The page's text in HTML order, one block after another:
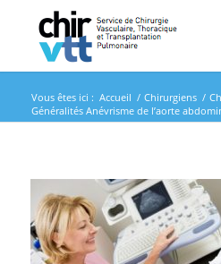
Vous êtes ici : Accueil / Chirurgiens /
Généralités Anévrisme de l’aorte